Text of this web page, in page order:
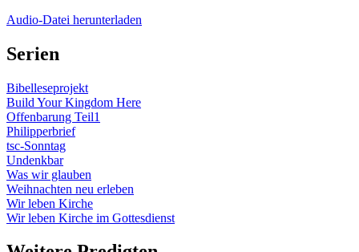
Audio-Datei herunterladen
Serien
Bibelleseprojekt
Build Your Kingdom Here
Offenbarung Teil1
Philipperbrief
tsc-Sonntag
Undenkbar
Was wir glauben
Weihnachten neu erleben
Wir leben Kirche
Wir leben Kirche im Gottesdienst